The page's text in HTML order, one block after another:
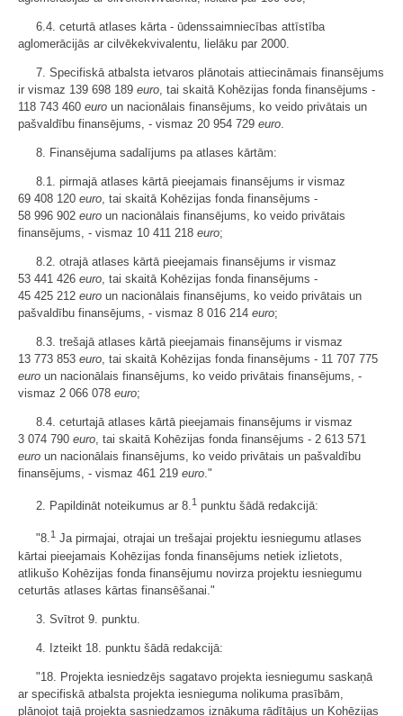
6.4. ceturtā atlases kārta - ūdenssaimniecības attīstība
aglomerācijās ar cilvēkekvivalentu, lielāku par 2000.
7. Specifiskā atbalsta ietvaros plānotais attiecināmais finansējums
ir vismaz 139 698 189 euro, tai skaitā Kohēzijas fonda finansējums -
118 743 460 euro un nacionālais finansējums, ko veido privātais un
pašvaldību finansējums, - vismaz 20 954 729 euro.
8. Finansējuma sadalījums pa atlases kārtām:
8.1. pirmajā atlases kārtā pieejamais finansējums ir vismaz
69 408 120 euro, tai skaitā Kohēzijas fonda finansējums -
58 996 902 euro un nacionālais finansējums, ko veido privātais
finansējums, - vismaz 10 411 218 euro;
8.2. otrajā atlases kārtā pieejamais finansējums ir vismaz
53 441 426 euro, tai skaitā Kohēzijas fonda finansējums -
45 425 212 euro un nacionālais finansējums, ko veido privātais un
pašvaldību finansējums, - vismaz 8 016 214 euro;
8.3. trešajā atlases kārtā pieejamais finansējums ir vismaz
13 773 853 euro, tai skaitā Kohēzijas fonda finansējums - 11 707 775
euro un nacionālais finansējums, ko veido privātais finansējums, -
vismaz 2 066 078 euro;
8.4. ceturtajā atlases kārtā pieejamais finansējums ir vismaz
3 074 790 euro, tai skaitā Kohēzijas fonda finansējums - 2 613 571
euro un nacionālais finansējums, ko veido privātais un pašvaldību
finansējums, - vismaz 461 219 euro."
2. Papildināt noteikumus ar 8.1 punktu šādā redakcijā:
"8.1 Ja pirmajai, otrajai un trešajai projektu iesniegumu atlases
kārtai pieejamais Kohēzijas fonda finansējums netiek izlietots,
atlikušo Kohēzijas fonda finansējumu novirza projektu iesniegumu
ceturtās atlases kārtas finansēšanai."
3. Svītrot 9. punktu.
4. Izteikt 18. punktu šādā redakcijā:
"18. Projekta iesniedzējs sagatavo projekta iesniegumu saskaņā
ar specifiskā atbalsta projekta iesnieguma nolikuma prasībām,
plānojot tajā projekta sasniedzamos iznākuma rādītājus un Kohēzijas